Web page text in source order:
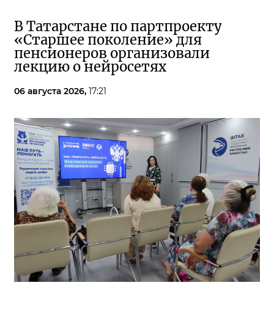
В Татарстане по партпроекту
«Старшее поколение» для
пенсионеров организовали
лекцию о нейросетях
06 августа 2026, 17:21